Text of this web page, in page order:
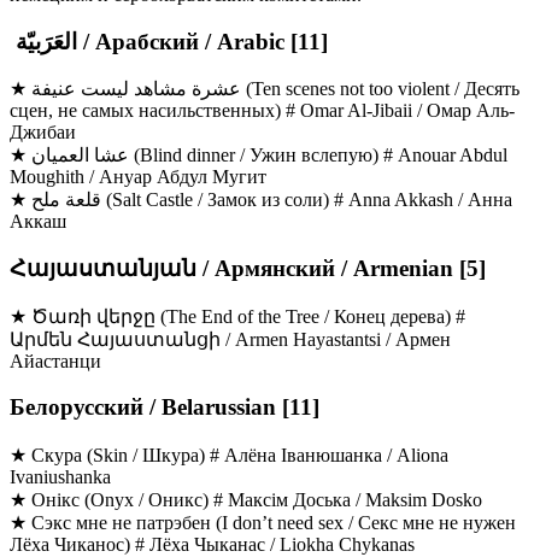
العَرَبيّة / Арабский / Arabic [11]
★ عشرة مشاهد ليست عنيفة (Ten scenes not too violent / Десять
сцен, не самых насильственных) # Omar Al-Jibaii / Омар Аль-
Джибаи
★ عشا العميان (Blind dinner / Ужин вслепую) # Anouar Abdul
Moughith / Ануар Абдул Мугит
★ قلعة ملح (Salt Castle / Замок из соли) # Anna Akkash / Анна
Аккаш
Հայաստանյան / Армянский / Armenian [5]
★ Ծառի վերջը (The End of the Tree / Конец дерева) #
Արմեն Հայաստանցի / Armen Hayastantsi / Армен
Айастанци
Белорусский / Belarussian [11]
★ Скура (Skin / Шкура) # Алёна Iванюшанка / Aliona
Ivaniushanka
★ Онiкс (Onyx / Оникс) # Максiм Доська / Maksim Dosko
★ Сэкс мне не патрэбен (I don’t need sex / Секс мне не нужен
Лёха Чиканос) # Лёха Чыканас / Liokha Chykanas